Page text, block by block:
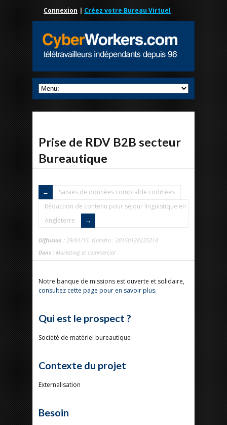
Connexion | Créez votre Bureau Virtuel
Prise de RDV B2B secteur
Bureautique
Saisies de données comptable codifiées
Rédaction de contenu pour séjour linguistique en
Angleterre
Diffusion : 29/01/15- Numéro : 20150128225214
Dans : Marketing et commercial
Notre banque de missions est ouverte et solidaire,
consultez cette page pour en savoir plus.
Qui est le prospect ?
Société de matériel bureautique
Contexte du projet
Externalisation
Besoin